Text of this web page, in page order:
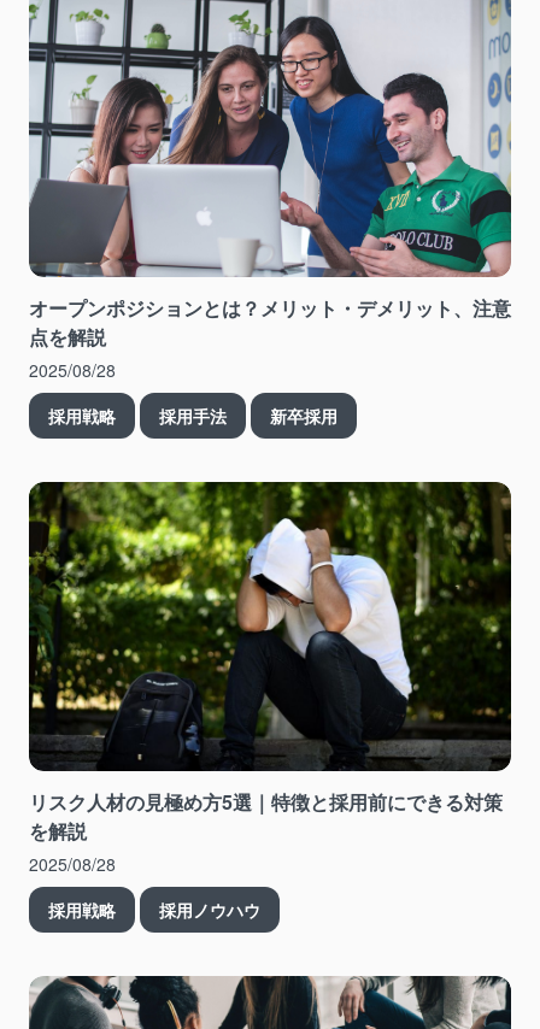
オープンポジションとは？メリット・デメリット、注意
点を解説
2025/08/28
採用戦略
採用手法 新卒採用
リスク人材の見極め方5選｜特徴と採用前にできる対策
を解説
2025/08/28
採用戦略
採用ノウハウ